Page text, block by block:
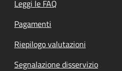
Leggi le FAQ
Pagamenti
Riepilogo valutazioni
Segnalazione disservizio